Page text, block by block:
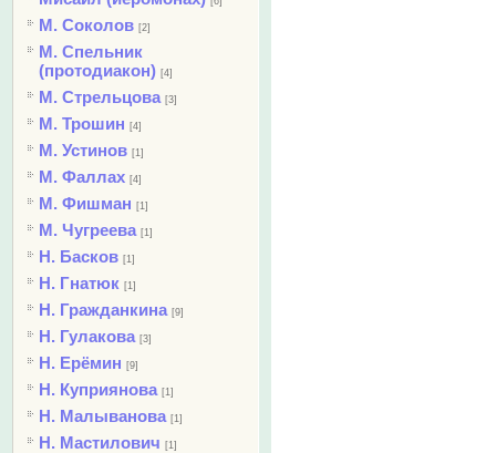
М. Соколов [2]
М. Спельник
(протодиакон) [4]
М. Стрельцова [3]
М. Трошин [4]
М. Устинов [1]
М. Фаллах [4]
М. Фишман [1]
М. Чугреева [1]
Н. Басков [1]
Н. Гнатюк [1]
Н. Гражданкина [9]
Н. Гулакова [3]
Н. Ерёмин [9]
Н. Куприянова [1]
Н. Малыванова [1]
Н. Мастилович [1]